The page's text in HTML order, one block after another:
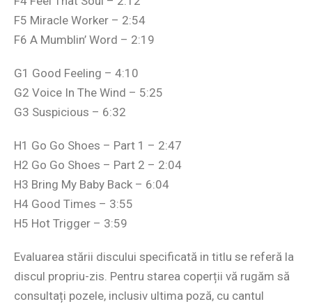
F5 Miracle Worker – 2:54
F6 A Mumblin’ Word – 2:19
G1 Good Feeling – 4:10
G2 Voice In The Wind – 5:25
G3 Suspicious – 6:32
H1 Go Go Shoes – Part 1 – 2:47
H2 Go Go Shoes – Part 2 – 2:04
H3 Bring My Baby Back – 6:04
H4 Good Times – 3:55
H5 Hot Trigger – 3:59
Evaluarea stării discului specificată in titlu se referă la
discul propriu-zis. Pentru starea coperții vă rugăm să
consultați pozele, inclusiv ultima poză, cu cantul